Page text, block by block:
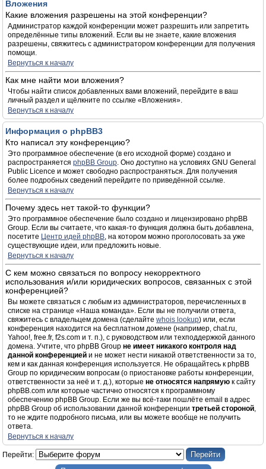
Вложения
Какие вложения разрешены на этой конференции?
Администратор каждой конференции может разрешить или запретить
определённые типы вложений. Если вы не знаете, какие вложения
разрешены, свяжитесь с администратором конференции для получения
помощи.
Вернуться к началу
Как мне найти мои вложения?
Чтобы найти список добавленных вами вложений, перейдите в ваш
личный раздел и щёлкните по ссылке «Вложения».
Вернуться к началу
Информация о phpBB3
Кто написал эту конференцию?
Это программное обеспечение (в его исходной форме) создано и
распространяется phpBB Group. Оно доступно на условиях GNU General
Public Licence и может свободно распространяться. Для получения
более подробных сведений перейдите по приведённой ссылке.
Вернуться к началу
Почему здесь нет такой-то функции?
Это программное обеспечение было создано и лицензировано phpBB
Group. Если вы считаете, что какая-то функция должна быть добавлена,
посетите Центр идей phpBB, на котором можно проголосовать за уже
существующие идеи, или предложить новые.
Вернуться к началу
С кем можно связаться по вопросу некорректного
использования и/или юридических вопросов, связанных с этой
конференцией?
Вы можете связаться с любым из администраторов, перечисленных в
списке на странице «Наша команда». Если вы не получили ответа,
свяжитесь с владельцем домена (сделайте whois lookup) или, если
конференция находится на бесплатном домене (например, chat.ru,
Yahoo!, free.fr, f2s.com и т. п.), с руководством или техподдержкой данного
домена. Учтите, что phpBB Group не имеет никакого контроля над
данной конференцией и не может нести никакой ответственности за то,
кем и как данная конференция используется. Не обращайтесь к phpBB
Group по юридическим вопросам (о приостановке работы конференции,
ответственности за неё и т. д.), которые не относятся напрямую к сайту
phpBB.com или которые частично относятся к программному
обеспечению phpBB Group. Если же вы всё-таки пошлёте email в адрес
phpBB Group об использовании данной конференции третьей стороной,
то не ждите подробного письма, или вы можете вообще не получить
ответа.
Вернуться к началу
Перейти: